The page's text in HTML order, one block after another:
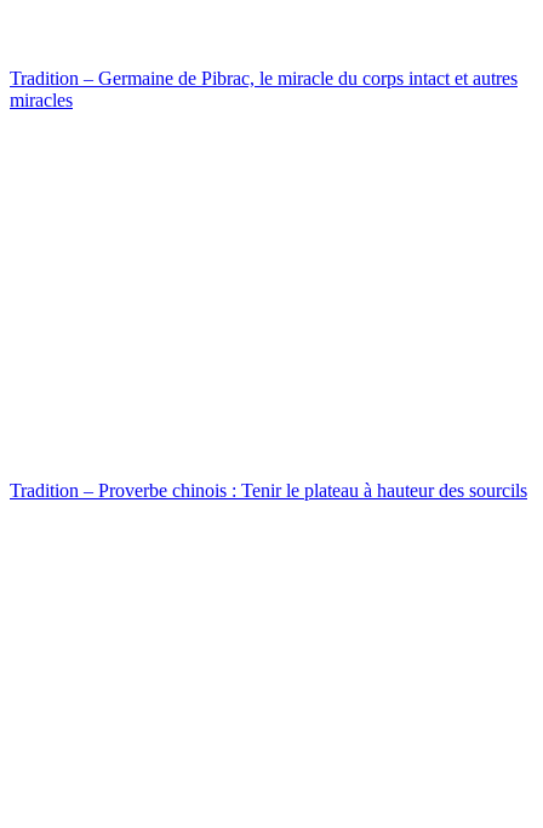
Tradition – Germaine de Pibrac, le miracle du corps intact et autres
miracles
Tradition – Proverbe chinois : Tenir le plateau à hauteur des sourcils